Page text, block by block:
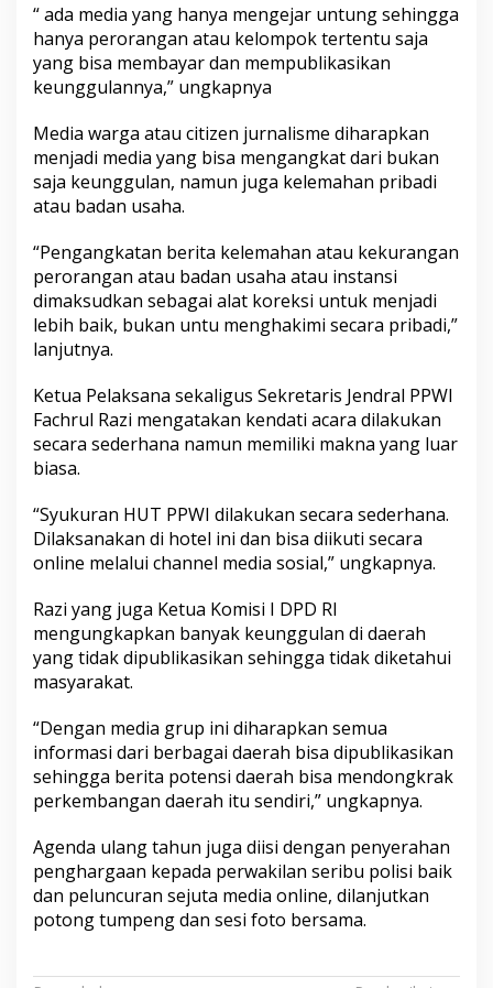
“ ada media yang hanya mengejar untung sehingga
hanya perorangan atau kelompok tertentu saja
yang bisa membayar dan mempublikasikan
keunggulannya,” ungkapnya
Media warga atau citizen jurnalisme diharapkan
menjadi media yang bisa mengangkat dari bukan
saja keunggulan, namun juga kelemahan pribadi
atau badan usaha.
“Pengangkatan berita kelemahan atau kekurangan
perorangan atau badan usaha atau instansi
dimaksudkan sebagai alat koreksi untuk menjadi
lebih baik, bukan untu menghakimi secara pribadi,”
lanjutnya.
Ketua Pelaksana sekaligus Sekretaris Jendral PPWI
Fachrul Razi mengatakan kendati acara dilakukan
secara sederhana namun memiliki makna yang luar
biasa.
“Syukuran HUT PPWI dilakukan secara sederhana.
Dilaksanakan di hotel ini dan bisa diikuti secara
online melalui channel media sosial,” ungkapnya.
Razi yang juga Ketua Komisi I DPD RI
mengungkapkan banyak keunggulan di daerah
yang tidak dipublikasikan sehingga tidak diketahui
masyarakat.
“Dengan media grup ini diharapkan semua
informasi dari berbagai daerah bisa dipublikasikan
sehingga berita potensi daerah bisa mendongkrak
perkembangan daerah itu sendiri,” ungkapnya.
Agenda ulang tahun juga diisi dengan penyerahan
penghargaan kepada perwakilan seribu polisi baik
dan peluncuran sejuta media online, dilanjutkan
potong tumpeng dan sesi foto bersama.